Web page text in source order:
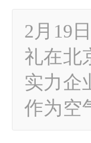
2月19
礼在北
实力企
作为空